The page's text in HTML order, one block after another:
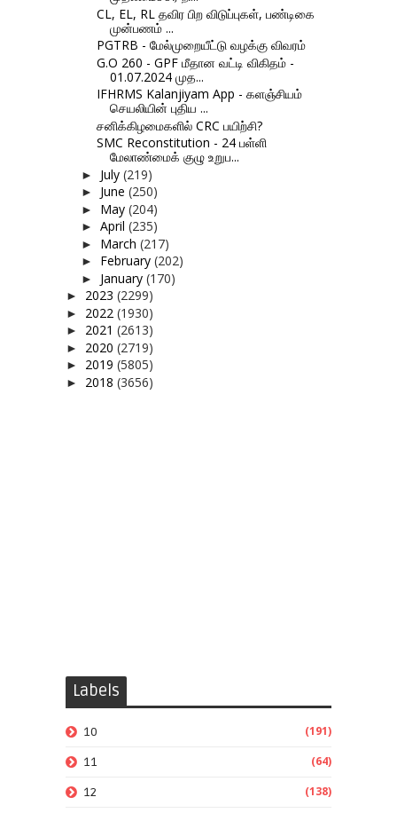
CL, EL, RL தவிர பிற விடுப்புகள், பண்டிகை
முன்பணம் ...
PGTRB - மேல்முறையீட்டு வழக்கு விவரம்
G.O 260 - GPF மீதான வட்டி விகிதம் -
01.07.2024 முத...
IFHRMS Kalanjiyam App - களஞ்சியம்
செயலியின் புதிய ...
சனிக்கிழமைகளில் CRC பயிற்சி?
SMC Reconstitution - 24 பள்ளி
மேலாண்மைக் குழு உறுப...
► July (219)
► June (250)
► May (204)
► April (235)
► March (217)
► February (202)
► January (170)
► 2023 (2299)
► 2022 (1930)
► 2021 (2613)
► 2020 (2719)
► 2019 (5805)
► 2018 (3656)
Labels
10 (191)
11 (64)
12 (138)